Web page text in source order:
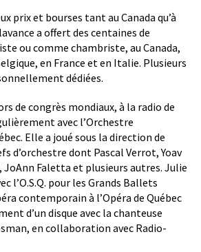
prix et bourses tant au Canada qu’à
a offert des centaines de
ou comme chambriste, au Canada,
en France et en Italie. Plusieurs
dédiées.
de congrès mondiaux, à la radio de
avec l’Orchestre
Elle a joué sous la direction de
d’orchestre dont Pascal Verrot, Yoav
JoAnn Faletta et plusieurs autres. Julie
l’O.S.Q. pour les Grands Ballets
contemporain à l’Opéra de Québec
d’un disque avec la chanteuse
en collaboration avec Radio-